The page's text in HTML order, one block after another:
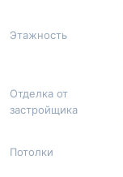
Этажность
Отделка от
застройщика
Потолки